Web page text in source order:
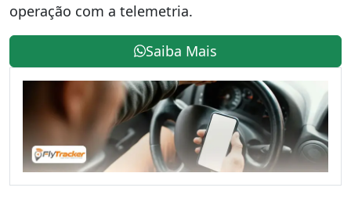
operação com a telemetria.
Saiba Mais